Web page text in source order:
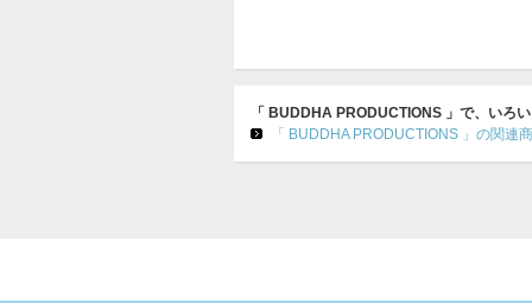
「 BUDDHA PRODUCTIONS 」で、いろ
「 BUDDHA PRODUCTIONS 」の関連